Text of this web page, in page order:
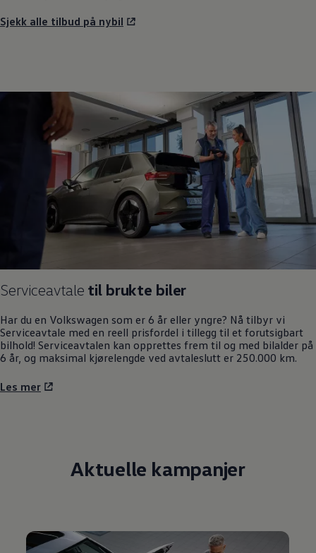
Sjekk alle tilbud på nybil
Serviceavtale til brukte biler
Har du en Volkswagen som er 6 år eller yngre? Nå tilbyr vi
Serviceavtale med en reell prisfordel i tillegg til et forutsigbart
bilhold! Serviceavtalen kan opprettes frem til og med bilalder på
6 år, og maksimal kjørelengde ved avtaleslutt er 250.000 km.
Les mer
Aktuelle kampanjer